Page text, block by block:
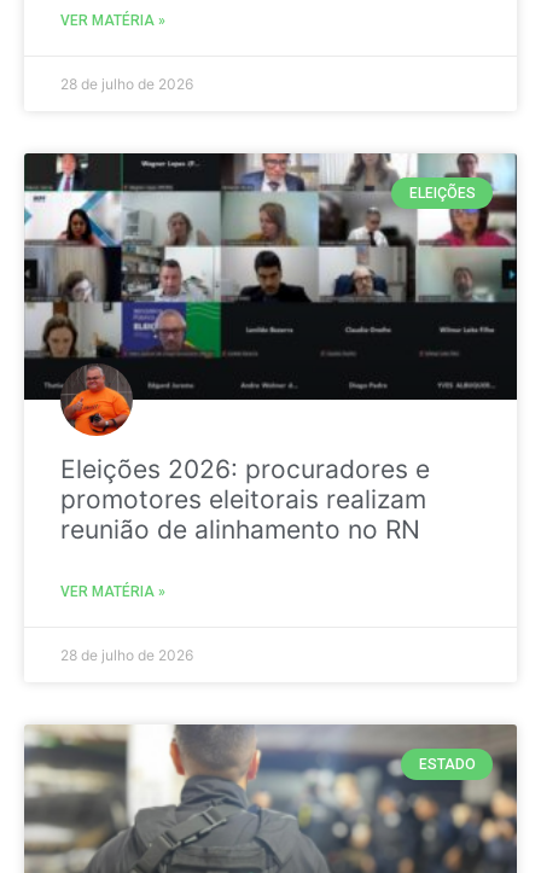
VER MATÉRIA »
28 de julho de 2026
ELEIÇÕES
Eleições 2026: procuradores e
promotores eleitorais realizam
reunião de alinhamento no RN
VER MATÉRIA »
28 de julho de 2026
ESTADO